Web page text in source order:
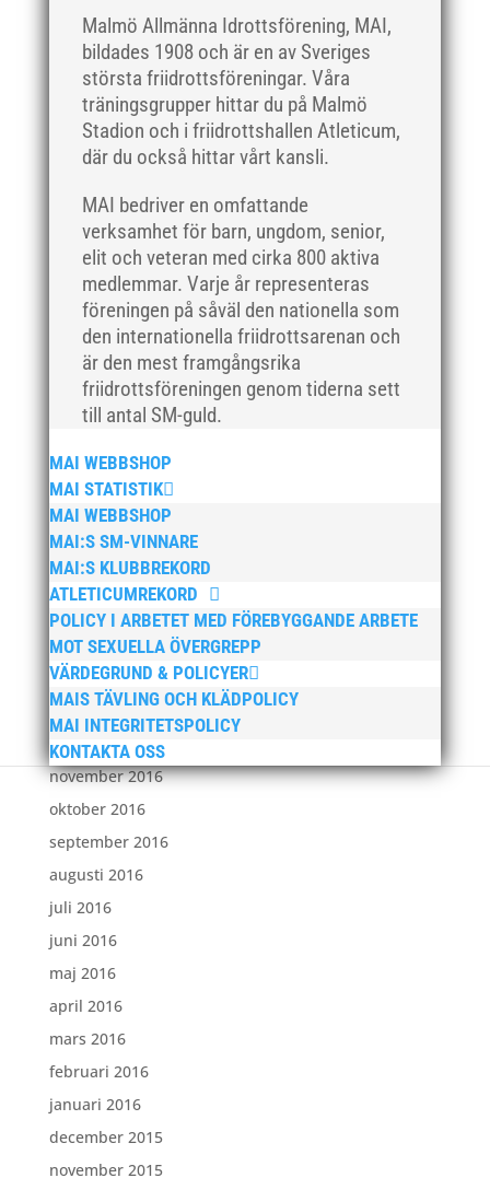
Malmö Allmänna Idrottsförening, MAI,
bildades 1908 och är en av Sveriges
största friidrottsföreningar. Våra
träningsgrupper hittar du på Malmö
Stadion och i friidrottshallen Atleticum,
där du också hittar vårt kansli.
MAI bedriver en omfattande
verksamhet för barn, ungdom, senior,
elit och veteran med cirka 800 aktiva
medlemmar. Varje år representeras
föreningen på såväl den nationella som
den internationella friidrottsarenan och
är den mest framgångsrika
friidrottsföreningen genom tiderna sett
till antal SM-guld.
MAI WEBBSHOP
MAI STATISTIK
MAI WEBBSHOP
MAI:S SM-VINNARE
MAI:S KLUBBREKORD
ATLETICUMREKORD
POLICY I ARBETET MED FÖREBYGGANDE ARBETE
MOT SEXUELLA ÖVERGREPP
VÄRDEGRUND & POLICYER
MAIS TÄVLING OCH KLÄDPOLICY
MAI INTEGRITETSPOLICY
KONTAKTA OSS
oktober 2018
september 2018
augusti 2018
juli 2018
juni 2018
april 2018
mars 2018
februari 2018
januari 2018
december 2017
november 2017
oktober 2017
augusti 2017
juli 2017
juni 2017
maj 2017
april 2017
mars 2017
februari 2017
januari 2017
december 2016
november 2016
oktober 2016
september 2016
augusti 2016
juli 2016
juni 2016
maj 2016
april 2016
mars 2016
februari 2016
januari 2016
december 2015
november 2015